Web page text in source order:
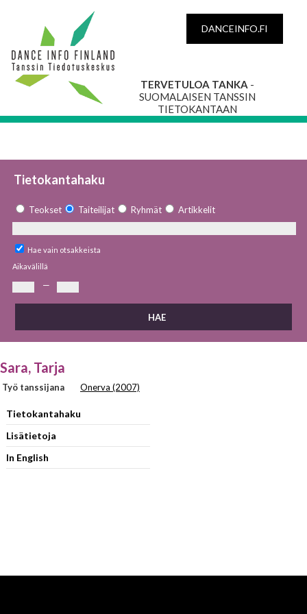
DANCEINFO.FI
TERVETULOA TANKA -
SUOMALAISEN TANSSIN
TIETOKANTAAN
Tietokantahaku
Teokset Taiteilijat Ryhmät Artikkelit
Hae vain otsakkeista
Aikavälillä
—
Sara, Tarja
Työ tanssijana Onerva (2007)
Tietokantahaku
Lisätietoja
In English